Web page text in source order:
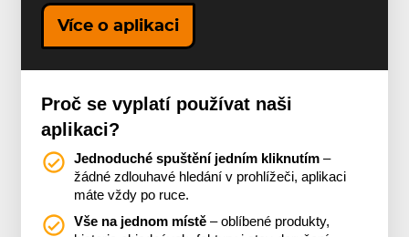
Více o aplikaci
Proč se vyplatí používat naši
aplikaci?
Jednoduché spuštění jedním kliknutím –
žádné zdlouhavé hledání v prohlížeči, aplikaci
máte vždy po ruce.
Vše na jednom místě – oblíbené produkty,